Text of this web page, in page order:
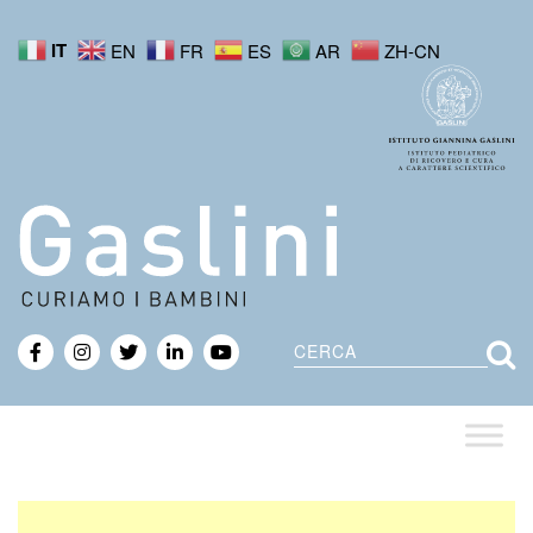
IT EN FR ES AR ZH-CN
Cerca